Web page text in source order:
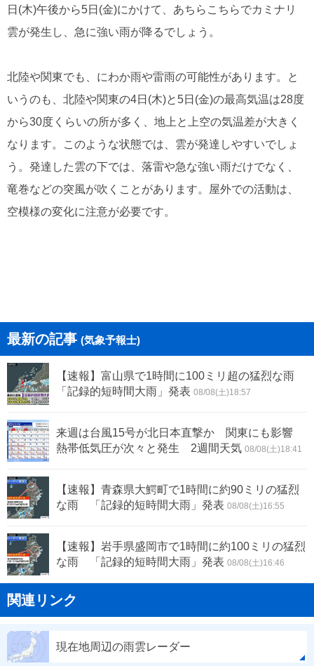
日(木)午後から5日(金)にかけて、あちらこちらでカミナリ
雲が発生し、急に強い雨が降るでしょう。
北陸や関東でも、にわか雨や雷雨の可能性があります。と
いうのも、北陸や関東の4日(木)と5日(金)の最高気温は28度
から30度くらいの所が多く、地上と上空の気温差が大きく
なります。このような状態では、雲が発達しやすいでしょ
う。発達した雲の下では、落雷や急な強い雨だけでなく、
竜巻などの突風が吹くことがあります。屋外での活動は、
空模様の変化に注意が必要です。
最新の記事 (気象予報士)
【速報】富山県で1時間に100ミリ超の猛烈な雨
「記録的短時間大雨」発表 08/08(土)18:57
来週は台風15号が北日本直撃か 関東にも影響
熱帯低気圧が次々と発生 2週間天気 08/08(土)18:41
【速報】青森県大鰐町で1時間に約90ミリの猛烈
な雨 「記録的短時間大雨」発表 08/08(土)16:55
【速報】岩手県盛岡市で1時間に約100ミリの猛烈
な雨 「記録的短時間大雨」発表 08/08(土)16:46
関連リンク
現在地周辺の雨雲レーダー